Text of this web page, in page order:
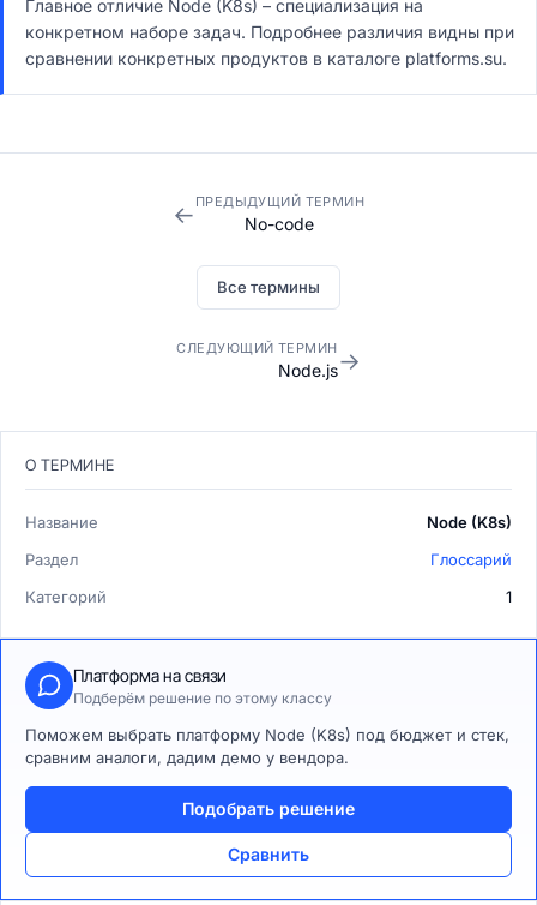
Главное отличие Node (K8s) – специализация на
конкретном наборе задач. Подробнее различия видны при
сравнении конкретных продуктов в каталоге platforms.su.
← ПРЕДЫДУЩИЙ ТЕРМИН
No-code
Все термины
СЛЕДУЮЩИЙ ТЕРМИН
Node.js→
О ТЕРМИНЕ
Название
Node (K8s)
Раздел
Глоссарий
Категорий
1
Платформа на связи
Подберём решение по этому классу
Поможем выбрать платформу Node (K8s) под бюджет и стек,
сравним аналоги, дадим демо у вендора.
Подобрать решение
Сравнить